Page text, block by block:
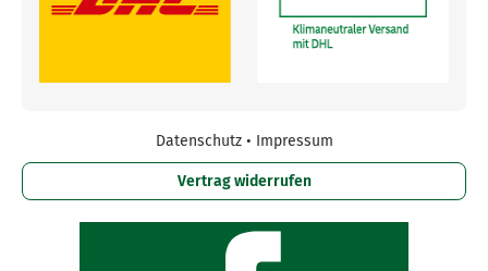
Datenschutz • Impressum
Vertrag widerrufen